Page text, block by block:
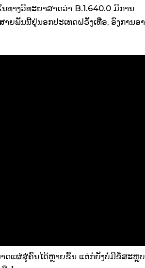
າງວິທະຍາສາດວ່າ B.1.640.0 ມີການ
ຍພັນນີ້ຢູ່ນອກປະເທດຝຣັ່ງເທື່ອ, ອົງການອາ
າດແຜ່ສູ່ຄົນໄດ້ຫຼາຍຂຶ້ນ ແຕ່ກໍຍັງບໍ່ມີຂໍ້ສະຫຼຸບ